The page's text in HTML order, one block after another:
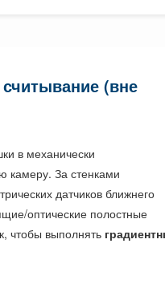
(вне
в механически
камеру. За стенками
датчиков ближнего
оптические полостные
чтобы выполнять